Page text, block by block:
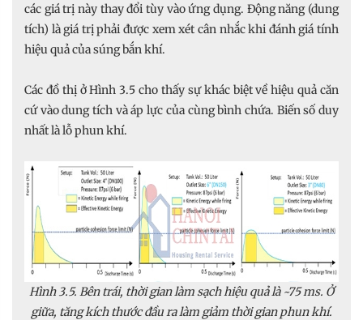
các giá trị này thay đổi tùy vào ứng dụng. Động năng (dung
tích) là giá trị phải được xem xét cân nhắc khi đánh giá tính
hiệu quả của súng bắn khí.
Các đồ thị ở Hình 3.5 cho thấy sự khác biệt về hiệu quả căn
cứ vào dung tích và áp lực của cùng bình chứa. Biến số duy
nhất là lỗ phun khí.
Hình 3.5. Bên trái, thời gian làm sạch hiệu quả là ~75 ms. Ở
giữa, tăng kích thước đầu ra làm giảm thời gian phun khí.